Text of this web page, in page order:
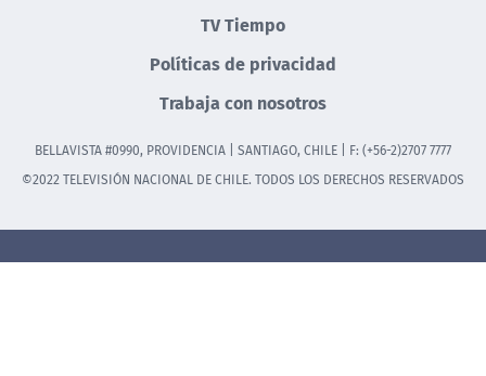
TV Tiempo
Políticas de privacidad
Trabaja con nosotros
BELLAVISTA #0990, PROVIDENCIA | SANTIAGO, CHILE | F: (+56-2)2707 7777
©2022 TELEVISIÓN NACIONAL DE CHILE. TODOS LOS DERECHOS RESERVADOS